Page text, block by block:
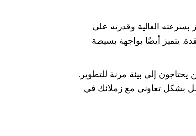
العالية وقدرته على
يتميز أيضًا بواجهة بسيطة
بشكل تعاوني مع زملائك في